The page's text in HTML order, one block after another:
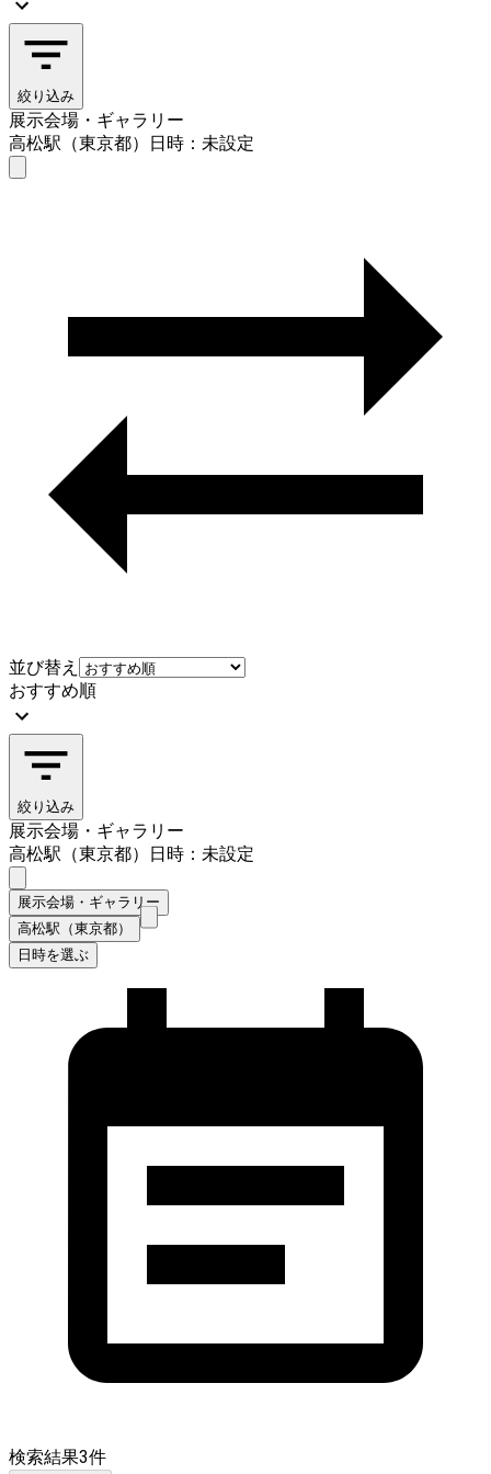
絞り込み
展示会場・ギャラリー
高松駅（東京都）
日時：未設定
並び替え
おすすめ順
絞り込み
展示会場・ギャラリー
高松駅（東京都）
日時：未設定
展示会場・ギャラリー
高松駅（東京都）
日時を選ぶ
検索結果3件